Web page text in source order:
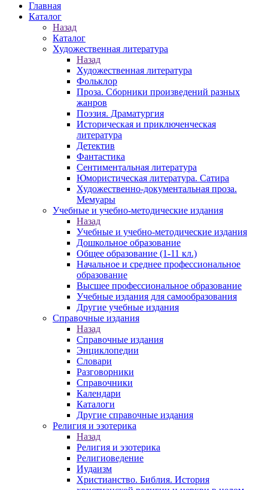
Главная
Каталог
Назад
Каталог
Художественная литература
Назад
Художественная литература
Фольклор
Проза. Сборники произведений разных
жанров
Поэзия. Драматургия
Историческая и приключенческая
литература
Детектив
Фантастика
Сентиментальная литература
Юмористическая литература. Сатира
Художественно-документальная проза.
Мемуары
Учебные и учебно-методические издания
Назад
Учебные и учебно-методические издания
Дошкольное образование
Общее образование (1-11 кл.)
Начальное и среднее профессиональное
образование
Высшее профессиональное образование
Учебные издания для самообразования
Другие учебные издания
Справочные издания
Назад
Справочные издания
Энциклопедии
Словари
Разговорники
Справочники
Календари
Каталоги
Другие справочные издания
Религия и эзотерика
Назад
Религия и эзотерика
Религиоведение
Иудаизм
Христианство. Библия. История